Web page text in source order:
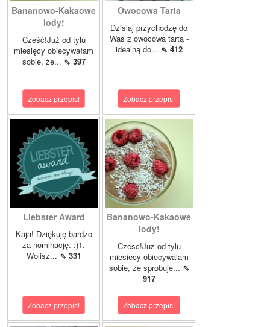
Bananowo-Kakaowe
lody!
Cześć!Już od tylu
miesięcy obiecywałam
sobie, że... ⇖ 397
Zobacz przepis!
Owocowa Tarta
Dzisiaj przychodzę do
Was z owocową tartą -
idealną do... ⇖ 412
Zobacz przepis!
Liebster Award
Kaja! Dziękuję bardzo
za nominację. :)1.
Wolisz... ⇖ 331
Zobacz przepis!
Bananowo-Kakaowe
lody!
Czesc!Juz od tylu
miesiecy obiecywalam
sobie, ze sprobuje... ⇖
917
Zobacz przepis!